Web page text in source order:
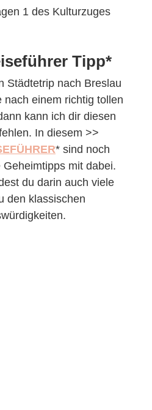
1 des Kulturzuges
Tipp*
Städtetrip nach Breslau
nach einem richtig tollen
kann ich dir diesen
In diesem >>
* sind noch
mit dabei.
du darin auch viele
den klassischen